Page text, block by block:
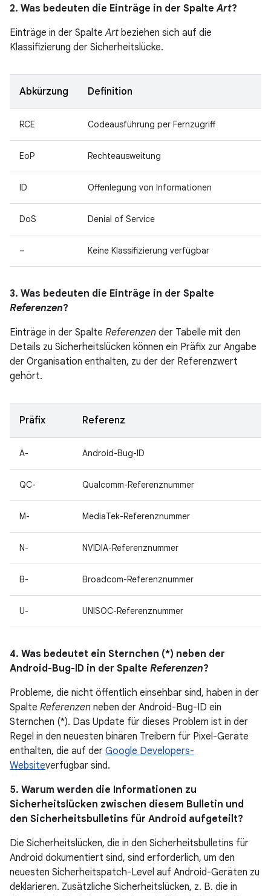
2. Was bedeuten die Einträge in der SpalteArt?
Einträge in der SpalteArt beziehen sich auf die
Klassifizierung der Sicherheitslücke.
Abkürzung Definition
RCE Codeausführung per Fernzugriff
EoP Rechteausweitung
ID Offenlegung von Informationen
DoS Denial of Service
– Keine Klassifizierung verfügbar
3. Was bedeuten die Einträge in der Spalte
Referenzen?
Einträge in der Spalte Referenzen der Tabelle mit den
Details zu Sicherheitslücken können ein Präfix zur Angabe
der Organisation enthalten, zu der der Referenzwert
gehört.
Präfix Referenz
A- Android-Bug-ID
QC- Qualcomm-Referenznummer
M- MediaTek-Referenznummer
N- NVIDIA-Referenznummer
B- Broadcom-Referenznummer
U- UNISOC-Referenznummer
4. Was bedeutet ein Sternchen (*) neben der
Android-Bug-ID in der Spalte Referenzen?
Probleme, die nicht öffentlich einsehbar sind, haben in der
Spalte Referenzen neben der Android-Bug-ID ein
Sternchen (*). Das Update für dieses Problem ist in der
Regel in den neuesten binären Treibern für Pixel-Geräte
enthalten, die auf der Google Developers-
Websiteverfügbar sind.
5. Warum werden die Informationen zu
Sicherheitslücken zwischen diesem Bulletin und
den Sicherheitsbulletins für Android aufgeteilt?
Die Sicherheitslücken, die in den Sicherheitsbulletins für
Android dokumentiert sind, sind erforderlich, um den
neuesten Sicherheitspatch-Level auf Android-Geräten zu
deklarieren. Zusätzliche Sicherheitslücken, z. B. die in